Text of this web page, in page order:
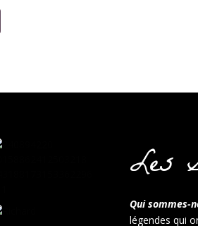
Les
Qui sommes-
légendes qui